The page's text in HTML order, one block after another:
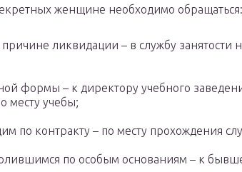
женщине необходимо обращаться:
ликвидации – в службу занятости
формы – к директору учебного
месту учебы;
по контракту – по месту прохождения
по особым основаниям – к